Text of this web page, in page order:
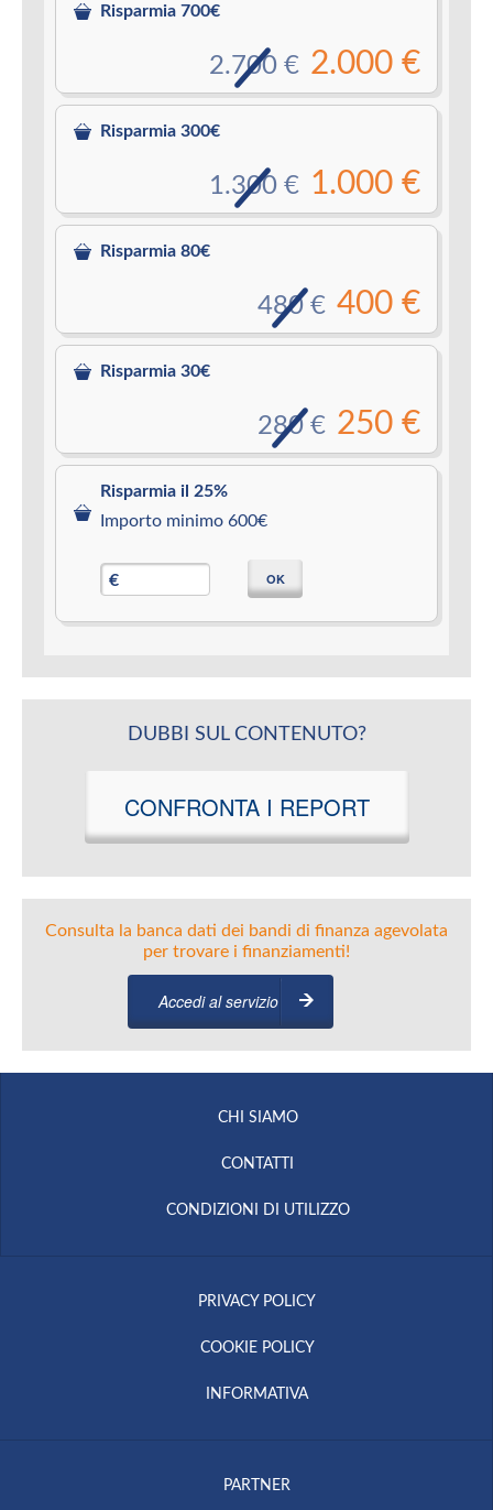
Risparmia 700€
2.000 €
2.700 €
Risparmia 300€
1.000 €
1.300 €
Risparmia 80€
400 €
480 €
Risparmia 30€
250 €
280 €
Risparmia il 25%
Importo minimo 600€
€ OK
DUBBI SUL CONTENUTO?
CONFRONTA I REPORT
Consulta la banca dati dei bandi di finanza agevolata
per trovare i finanziamenti!
Accedi al servizio
CHI SIAMO
CONTATTI
CONDIZIONI DI UTILIZZO
PRIVACY POLICY
COOKIE POLICY
INFORMATIVA
PARTNER